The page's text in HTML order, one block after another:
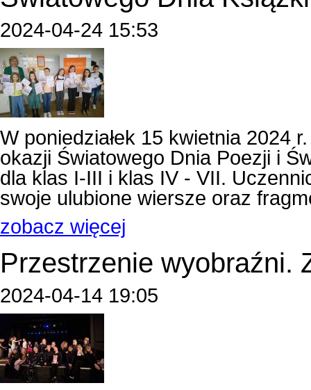
2024-04-24 15:53
W poniedziałek 15 kwietnia 2024
okazji Światowego Dnia Poezji i
dla klas I-III i klas IV - VII.
swoje ulubione wiersze oraz
zobacz więcej
Przestrzenie wyobraźni.
2024-04-14 19:05